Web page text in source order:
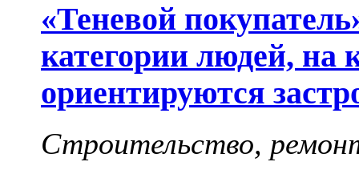
«Теневой
категории людей, на
ориентируются
Строительство,